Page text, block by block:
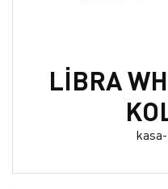
LİBRA